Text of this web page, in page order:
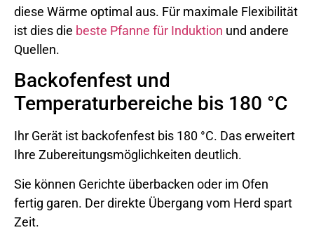
diese Wärme optimal aus. Für maximale Flexibilität
ist dies die beste Pfanne für Induktion und andere
Quellen.
Backofenfest und
Temperaturbereiche bis 180 °C
Ihr Gerät ist backofenfest bis 180 °C. Das erweitert
Ihre Zubereitungsmöglichkeiten deutlich.
Sie können Gerichte überbacken oder im Ofen
fertig garen. Der direkte Übergang vom Herd spart
Zeit.